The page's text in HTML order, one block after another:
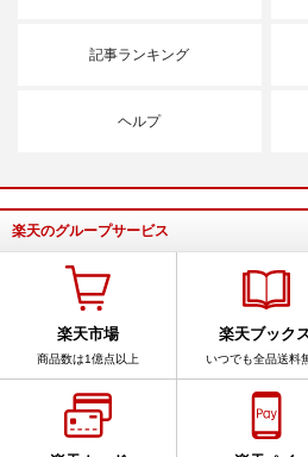
記事ランキング
ヘルプ
楽天のグループサービス
楽天市場
商品数は1億点以上
楽天ブック
いつでも全品送料